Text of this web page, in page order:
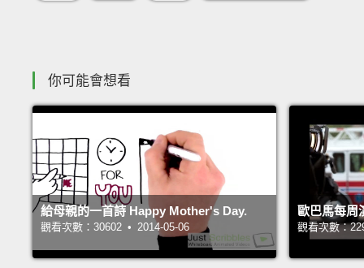
你可能會想看
給母親的一首詩 Happy Mother's Day.
觀看次數：30602 • 2014-05-06
歐巴馬每周
觀看次數：